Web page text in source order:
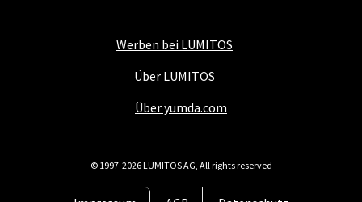
Werben bei LUMITOS
Über LUMITOS
Über yumda.com
© 1997-2026 LUMITOS AG, All rights reserved